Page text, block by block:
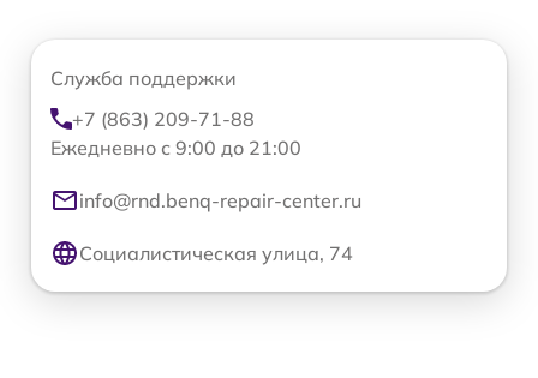
Служба поддержки
+7 (863) 209-71-88
Ежедневно с 9:00 до 21:00
info@rnd.benq-repair-center.ru
Социалистическая улица, 74